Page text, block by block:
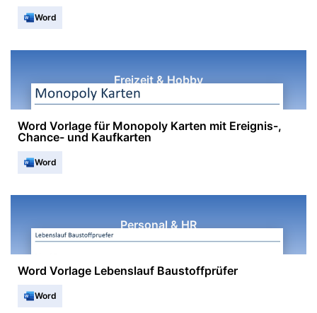
Word
Freizeit & Hobby
Word Vorlage für Monopoly Karten mit Ereignis-,
Chance- und Kaufkarten
Word
Personal & HR
Word Vorlage Lebenslauf Baustoffprüfer
Word